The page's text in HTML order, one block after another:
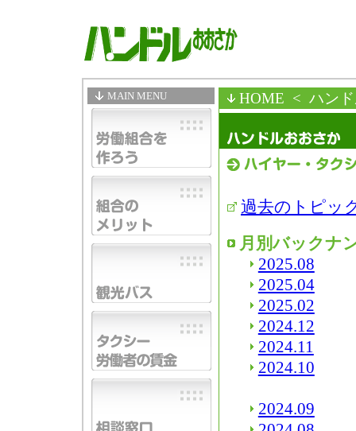
MAIN MENU HOME < ハン
過去のトピッ
月別バックナ
2025.08
2025.04
2025.02
2024.12
2024.11
2024.10
2024.09